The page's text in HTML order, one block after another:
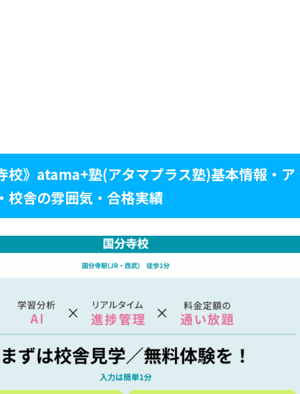
校》atama+塾(アタマプラス塾)基本情報・ア
校舎の雰囲気・合格実績